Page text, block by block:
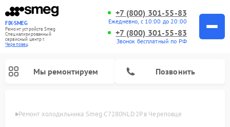
FIX-SMEG
Ремонт устройств Smeg
Специализированный
cервисный центр г.
Череповец
+7 (800) 301-55-83
Ежедневно, с 10:00 до 20:00
+7 (800) 301-55-83
Звонок бесплатный по РФ
Мы ремонтируем Позвонить
Ремонт холодильника Smeg C7280NLD2P в Череповце